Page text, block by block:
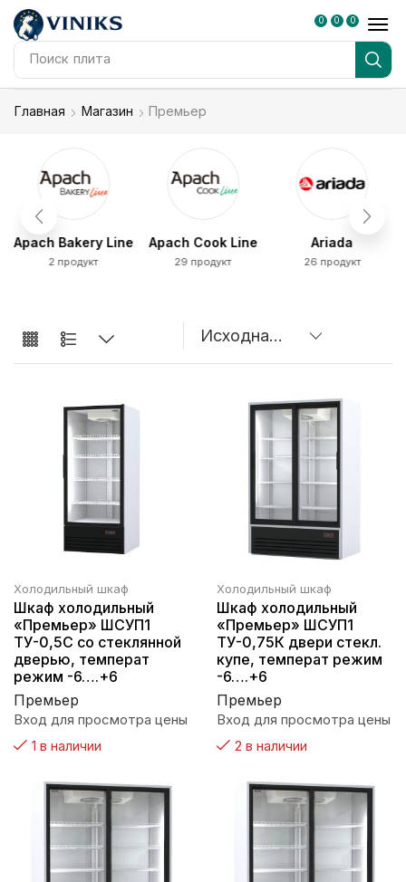
Поиск плита
0 0 0
Главная Магазин Премьер
Apach Bakery Line
2 продукт
Apach Cook Line
29 продукт
Ariada
26 продукт
Холодильный шкаф
Шкаф холодильный
«Премьер» ШСУП1
ТУ-0,5С со стеклянной
дверью, температ
режим -6….+6
Премьер
Вход для просмотра цены
1 в наличии
Холодильный шкаф
Шкаф холодильный
«Премьер» ШСУП1
ТУ-0,75К двери стекл.
купе, температ режим
-6….+6
Премьер
Вход для просмотра цены
2 в наличии